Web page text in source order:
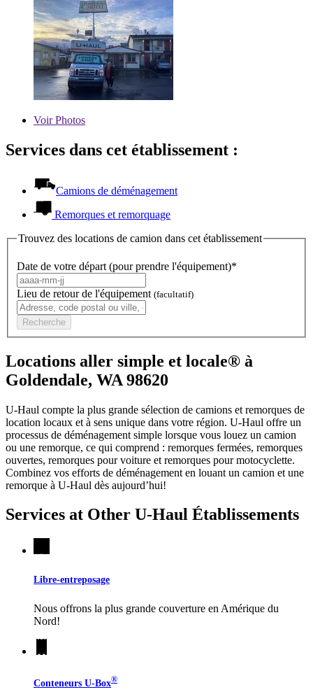
VoirPhotos
Services dans cet établissement :
Camions de déménagement
Remorques et remorquage
Trouvez des locations de camion dans cet établissement
Date de votre départ (pour prendre l'équipement)*
Lieu de retour de l'équipement (facultatif)
Recherche
Locations aller simple et locale® à
Goldendale, WA 98620
U-Haul compte la plus grande sélection de camions et remorques de
location locaux et à sens unique dans votre région. U-Haul offre un
processus de déménagement simple lorsque vous louez un camion
ou une remorque, ce qui comprend : remorques fermées, remorques
ouvertes, remorques pour voiture et remorques pour motocyclette.
Combinez vos efforts de déménagement en louant un camion et une
remorque à U-Haul dès aujourd’hui!
Services at Other U-Haul Établissements
Libre-entreposage
Nous offrons la plus grande couverture en Amérique du
Nord!
Conteneurs U-Box®